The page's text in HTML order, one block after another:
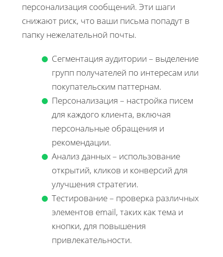
персонализация сообщений. Эти шаги
снижают риск, что ваши письма попадут в
папку нежелательной почты.
Сегментация аудитории – выделение
групп получателей по интересам или
покупательским паттернам.
Персонализация – настройка писем
для каждого клиента, включая
персональные обращения и
рекомендации.
Анализ данных – использование
открытий, кликов и конверсий для
улучшения стратегии.
Тестирование – проверка различных
элементов email, таких как тема и
кнопки, для повышения
привлекательности.